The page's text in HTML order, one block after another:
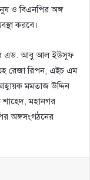
ও বিএনপির অঙ্গ
করবে।
এড. আবু আল ইউসুফ
রেজা রিপন, এইচ এম
মমতাজ উদ্দিন
মহানগর
অঙ্গসংগঠনের